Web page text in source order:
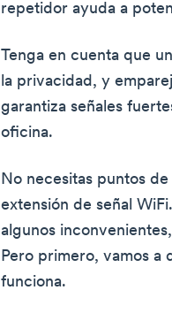
repetidor ayuda a
Tenga en cuenta que
la privacidad, y
garantiza señales
oficina.
No necesitas puntos
extensión de señal
algunos
Pero primero, vamos
funciona.